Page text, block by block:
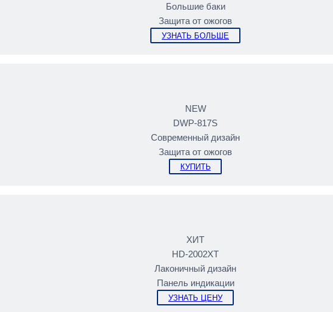
Большие баки
Защита от ожогов
УЗНАТЬ БОЛЬШЕ
NEW
DWP-817S
Современный дизайн
Защита от ожогов
КУПИТЬ
ХИТ
HD-2002XT
Лаконичный дизайн
Панель индикации
УЗНАТЬ ЦЕНУ